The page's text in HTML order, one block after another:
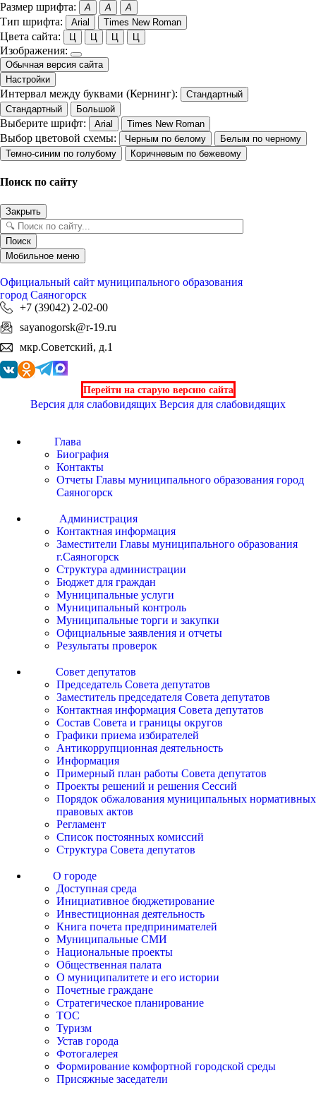
Размер шрифта: A A A
Тип шрифта: Arial Times New Roman
Цвета сайта: Ц Ц Ц Ц
Изображения:
Обычная версия сайта
Настройки
Интервал между буквами (Кернинг):
Стандартный
Стандартный
Большой
Выберите шрифт: Arial Times New Roman
Выбор цветовой схемы: Черным по белому
Белым по черному
Темно-синим по голубому
Коричневым по бежевому
Поиск по сайту
Закрыть
Поиск
Мобильное меню
Официальный сайт муниципального образования
город Саяногорск
+7 (39042) 2-02-00
sayanogorsk@r-19.ru
мкр.Советский, д.1
Перейти на старую версию сайта
Версия для слабовидящих Версия для слабовидящих
Глава
Биография
Контакты
Отчеты Главы муниципального образования город
Саяногорск
Администрация
Контактная информация
Заместители Главы муниципального образования
г.Саяногорск
Структура администрации
Бюджет для граждан
Муниципальные услуги
Муниципальный контроль
Муниципальные торги и закупки
Официальные заявления и отчеты
Результаты проверок
Совет депутатов
Председатель Совета депутатов
Заместитель председателя Совета депутатов
Контактная информация Совета депутатов
Состав Совета и границы округов
Графики приема избирателей
Антикоррупционная деятельность
Информация
Примерный план работы Совета депутатов
Проекты решений и решения Сессий
Порядок обжалования муниципальных нормативных
правовых актов
Регламент
Список постоянных комиссий
Структура Совета депутатов
О городе
Доступная среда
Инициативное бюджетирование
Инвестиционная деятельность
Книга почета предпринимателей
Муниципальные СМИ
Национальные проекты
Общественная палата
О муниципалитете и его истории
Почетные граждане
Стратегическое планирование
ТОС
Туризм
Устав города
Фотогалерея
Формирование комфортной городской среды
Присяжные заседатели